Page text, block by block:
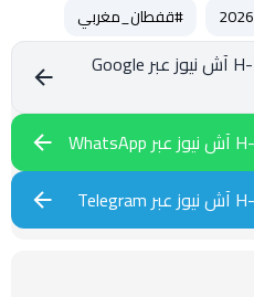
#قفطان_مغربي
تابع آخر الأخبار من H-NEWS آش نيوز عبر Google